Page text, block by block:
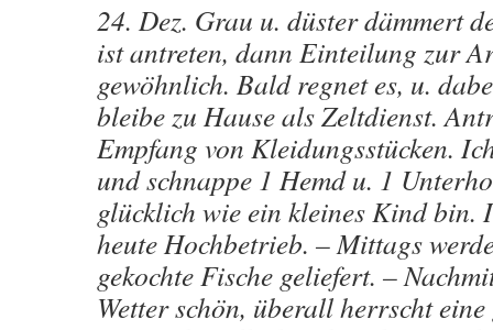
24. Dez. Grau u. düster dämmert
ist antreten, dann Einteilung zur
gewöhnlich. Bald regnet es, u.
bleibe zu Hause als Zeltdienst.
Empfang von Kleidungsstücken.
und schnappe 1 Hemd u. 1
glücklich wie ein kleines Kind bin.
heute Hochbetrieb. – Mittags
gekochte Fische geliefert. –
Wetter schön, überall herrscht